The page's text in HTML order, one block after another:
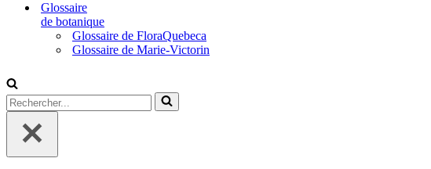
Glossaire
de botanique
Glossaire de FloraQuebeca
Glossaire de Marie-Victorin
Rechercher...